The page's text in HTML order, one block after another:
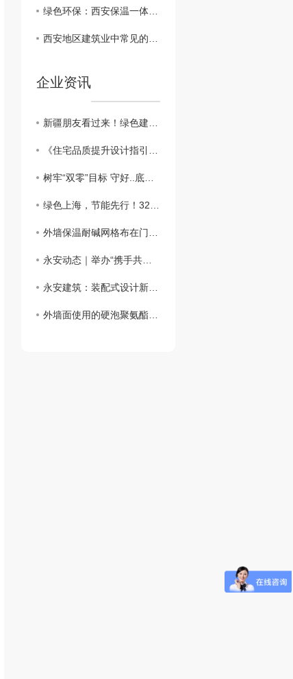
绿色环保：西安保温一体板在建筑行业的可持续发展
西安地区建筑业中常见的保温一体板材料对比
企业资讯
新疆朋友看过来！绿色建筑新篇章：外墙外保温助力新疆可持续发展
​《住宅品质提升设计指引》：鼓励按照近零能耗建筑建设
树牢“双零”目标 守好..底线，做好外墙保温工程
绿色上海，节能先行！3200万平方米建筑穿上“保温外衣”，外墙保温材料助力城市绿色发展
外墙保温耐碱网格布在门窗口翻包做法？？
永安动态｜举办“携手共进、关怀员工”主题活动
永安建筑：装配式设计新突破，硬泡聚氨酯复合陶瓷薄板一体板方案，成本降低，施工效率高
外墙面使用的硬泡聚氨酯复合陶瓷薄板一体板有何魅力？